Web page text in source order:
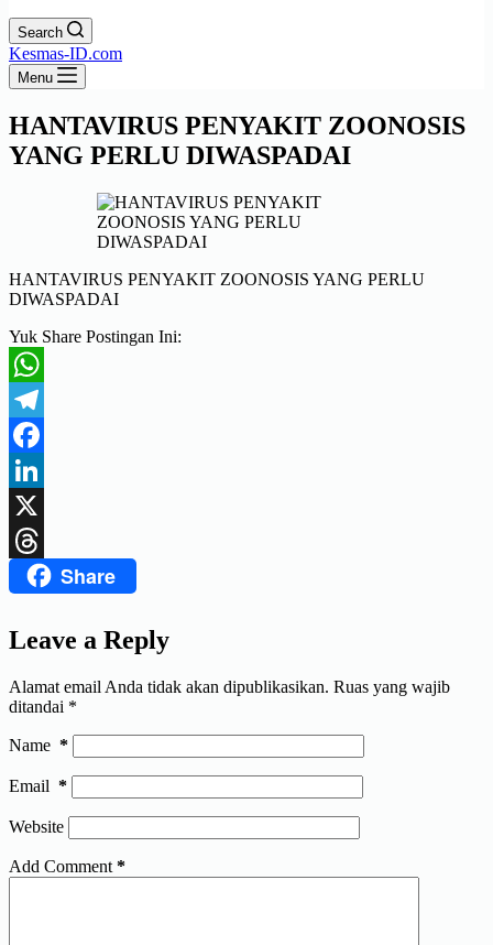
Search
Kesmas-ID.com
Menu
HANTAVIRUS PENYAKIT ZOONOSIS
YANG PERLU DIWASPADAI
HANTAVIRUS PENYAKIT ZOONOSIS YANG PERLU
DIWASPADAI
Yuk Share Postingan Ini:
WhatsApp
Telegram
Facebook
LinkedIn
X
ThreadsShare
Leave a Reply
Alamat email Anda tidak akan dipublikasikan. Ruas yang wajib
ditandai *
Name *
Email *
Website
Add Comment *